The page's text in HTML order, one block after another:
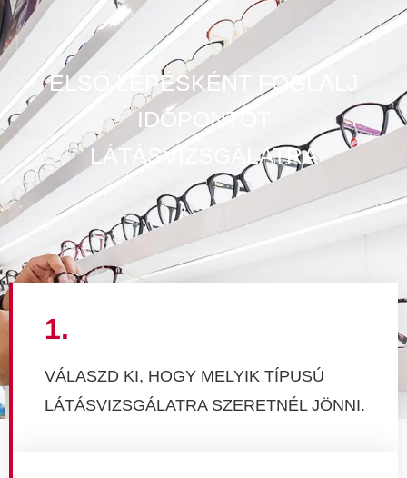
ELSŐ LÉPÉSKÉNT FOGLALJ
IDŐPONTOT
LÁTÁSVIZSGÁLATRA
1.
VÁLASZD KI, HOGY MELYIK TÍPUSÚ
LÁTÁSVIZSGÁLATRA SZERETNÉL JÖNNI.